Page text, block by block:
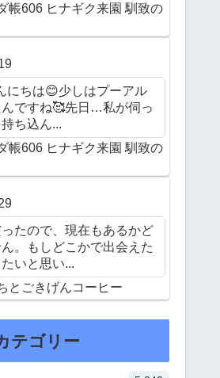
帳606 ヒナギク来園 馴致の
にちは😊少しはプーアル
ですね🥰先日…私が伺っ
ち込ん...
帳606 ヒナギク来園 馴致の
たので、現在もあるかど
。もしどこかで出会えた
いと思い...
とごきげんコーヒー
テゴリー